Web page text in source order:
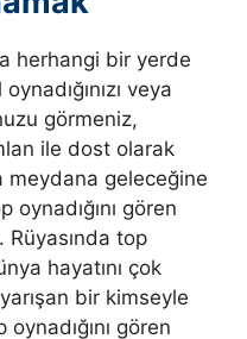
herhangi bir yerde
veya
görmeniz,
ile dost olarak
meydana geleceğine
oynadığını gören
top
hayatını çok
bir kimseyle
gören